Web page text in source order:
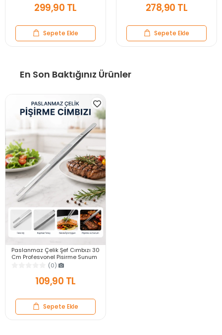
299,90 TL
Sepete Ekle
278,90 TL
Sepete Ekle
En Son Baktığınız Ürünler
Paslanmaz Çelik Şef Cımbızı 30
Cm Profesyonel Pişirme Sunum
Maşası Mutfak Izgara Et Servis
(0)
109,90 TL
Sepete Ekle